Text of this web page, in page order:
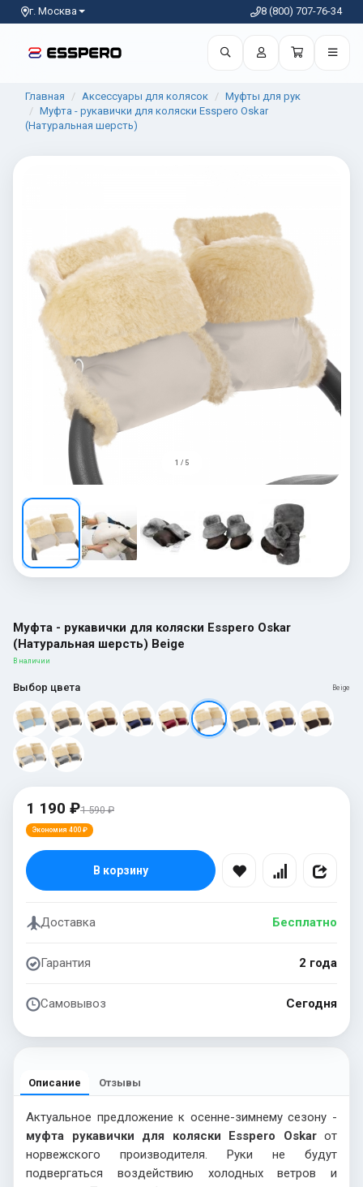
г. Москва 8 (800) 707-76-34
Главная Аксессуары для колясок
Муфты для рук
Муфта - рукавички для коляски Esspero Oskar
(Натуральная шерсть)
1 / 5
Муфта - рукавички для коляски Esspero Oskar
(Натуральная шерсть) Beige
В наличии
Выбор цвета Beige
1 190 ₽1 590 ₽
Экономия 400 ₽
В корзину
Доставка Бесплатно
Гарантия 2 года
Самовывоз Сегодня
Описание Отзывы
Актуальное предложение к осенне-зимнему сезону -
муфта рукавички для коляски Esspero Oskar от
норвежского производителя. Руки не будут
подвергаться воздействию холодных ветров и